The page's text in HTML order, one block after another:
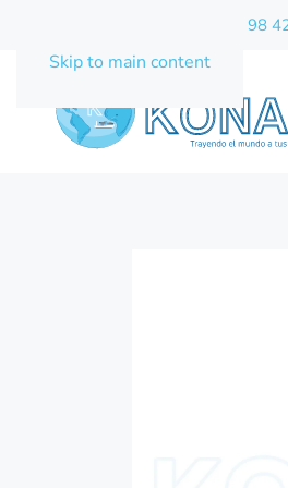
Skip to main content
+593 98